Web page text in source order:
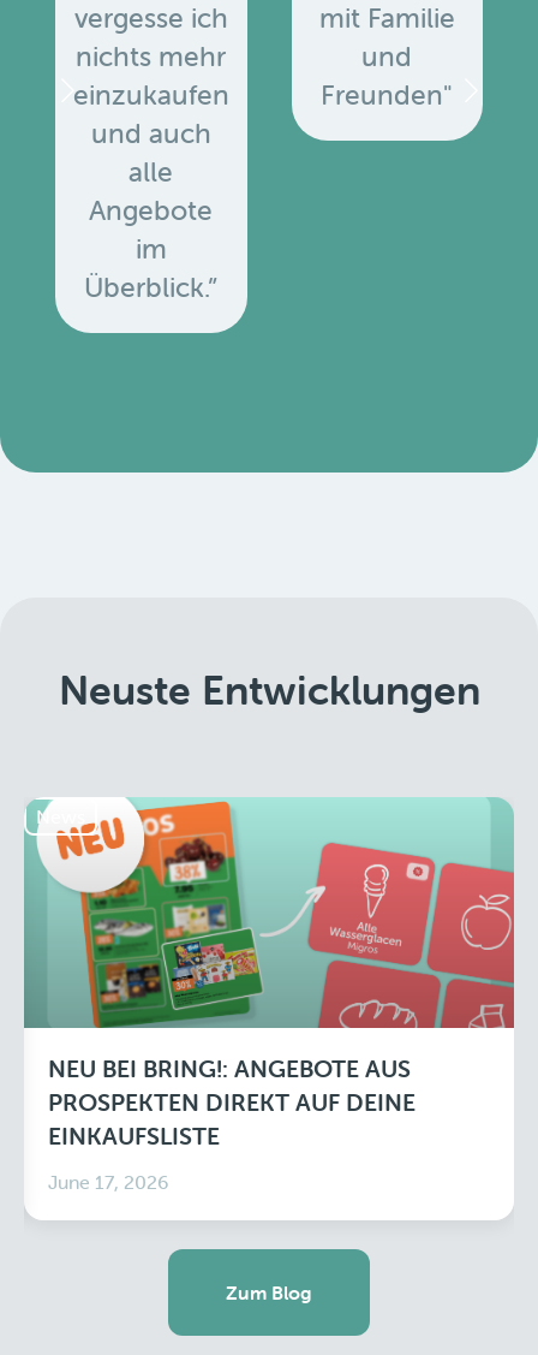
vergesse ich
nichts mehr
einzukaufen
und auch
alle
Angebote
im
Überblick.”
mit Familie
und
Freunden"
Neuste Entwicklungen
News
NEU BEI BRING!: ANGEBOTE AUS
PROSPEKTEN DIREKT AUF DEINE
EINKAUFSLISTE
June 17, 2026
Zum Blog